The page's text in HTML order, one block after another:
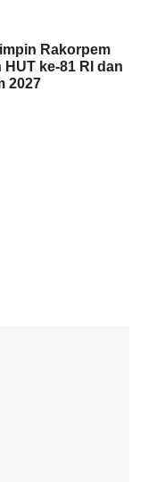
Rakorpem
ke-81 RI dan
2027